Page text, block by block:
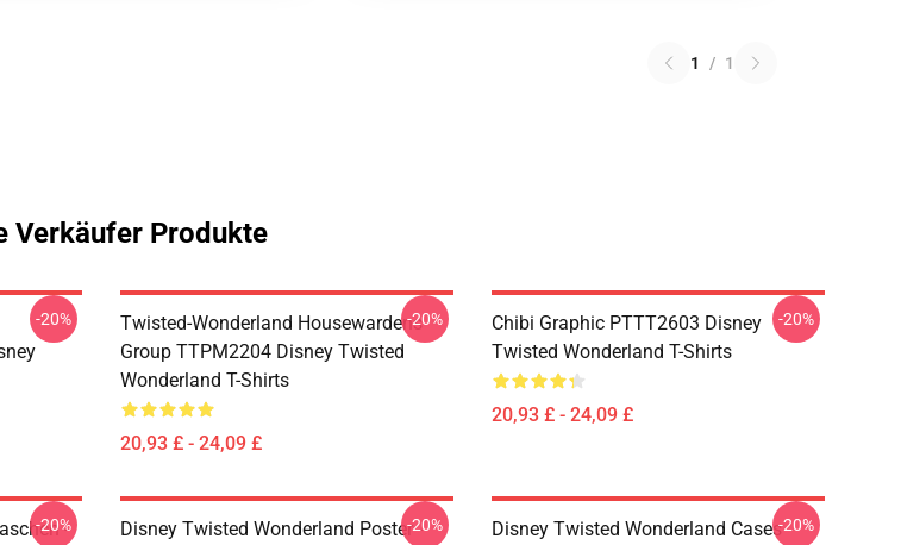
1 / 1
Verkäufer Produkte
-20%
Twisted-Wonderland Housewardens
Group TTPM2204 Disney Twisted
Wonderland T-Shirts
20,93 £ - 24,09 £
-20%
Chibi Graphic PTTT2603 Disney
Twisted Wonderland T-Shirts
20,93 £ - 24,09 £
-20%
-
-20%
Disney Twisted Wonderland Poster --20%
Disney Twisted Wonderland Cases --20%